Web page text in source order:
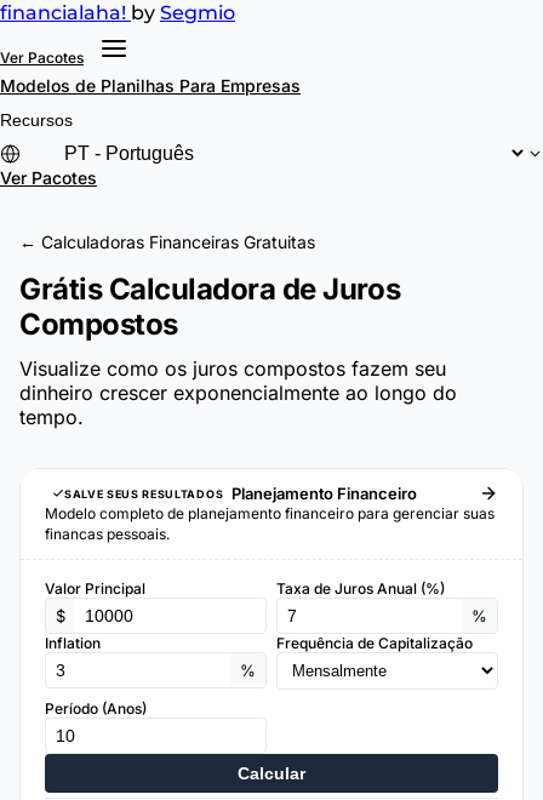
financialaha! by Segmio
Ver Pacotes
Modelos de Planilhas Para Empresas
Recursos
Ver Pacotes
← Calculadoras Financeiras Gratuitas
Grátis Calculadora de Juros
Compostos
Visualize como os juros compostos fazem seu
dinheiro crescer exponencialmente ao longo do
tempo.
SALVE SEUS RESULTADOS Planejamento Financeiro
Modelo completo de planejamento financeiro para gerenciar suas
financas pessoais.
Valor Principal
$
Taxa de Juros Anual (%)
%
Inflation
%
Frequência de Capitalização
Período (Anos)
Calcular